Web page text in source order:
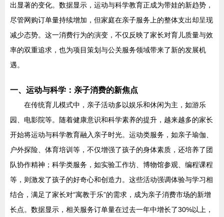
出显著的变化。数据显示，运动与科学教育正成为带娃的新趋势，
尽管网购订单量持续增加，但家庭在亲子服务上的整体支出却呈现
减少态势。这一消费行为的演变，不仅反映了家长对育儿质量与效
率的双重追求，也为项目策划与公关服务领域带来了新的发展机
遇。
一、运动与科学：亲子消费的新焦点
在传统育儿模式中，亲子活动多以娱乐和休闲为主，如游乐
园、电影院等。随着健康意识和科学素养的提升，越来越多的家长
开始将运动与科学教育融入亲子时光。运动类服务，如亲子瑜伽、
户外探险、体育培训等，不仅增强了孩子的身体素质，还培养了团
队协作精神；科学类服务，如实验工作坊、博物馆参观、编程课程
等，则激发了孩子的好奇心和创造力。这些活动强调体验与学习相
结合，满足了家长对“寓教于乐”的需求，成为亲子消费市场的新增
长点。数据显示，相关服务订单量在过去一年中增长了30%以上，